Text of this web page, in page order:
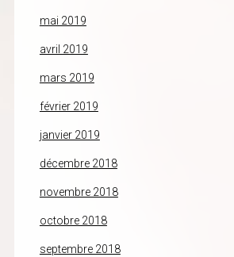
mai 2019
avril 2019
mars 2019
février 2019
janvier 2019
décembre 2018
novembre 2018
octobre 2018
septembre 2018